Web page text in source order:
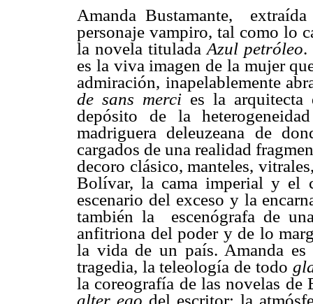
Amanda Bustamante,
personaje vampiro, tal como lo
la novela tituladaAzul petróleo.
es la viva imagen de la mujer
admiración, inapelablemente
de sans merci es la
depósito de la
madriguera deleuzeana de
cargados de una realidad
decoro clásico, manteles,
Bolívar, la cama imperial y el
escenario del exceso y la
también la
escenógrafa de
anfitriona del poder y de lo
la vida de un país. Amanda
tragedia, la teleología de todo
la coreografía de las novelas de